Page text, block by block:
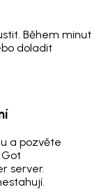
Během minut
doladit
a pozvěte
server.